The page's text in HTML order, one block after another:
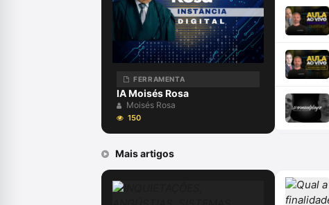
FERRAMENTA
IA Moisés Rosa
Moisés Rosa
150
Mais artigos